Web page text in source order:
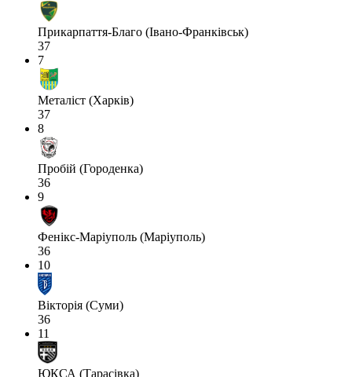
Прикарпаття-Благо (Івано-Франківськ)
37
7
Металіст (Харків)
37
8
Пробій (Городенка)
36
9
Фенікс-Маріуполь (Маріуполь)
36
10
Вікторія (Суми)
36
11
ЮКСА (Тарасівка)